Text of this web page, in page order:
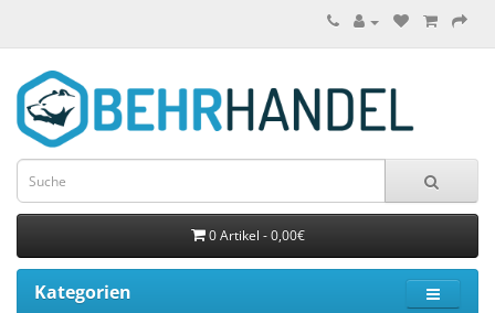
0 Artikel - 0,00€
Kategorien